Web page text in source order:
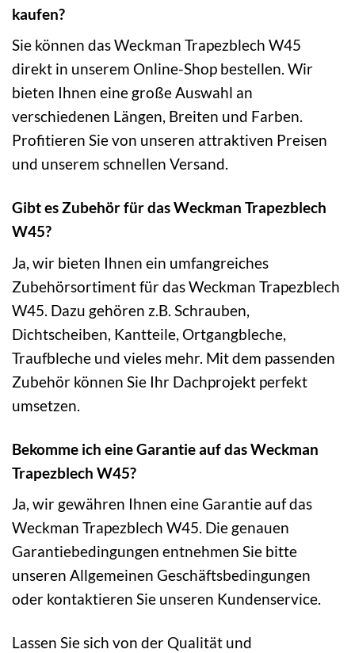
kaufen?
Sie können das Weckman Trapezblech W45
direkt in unserem Online-Shop bestellen. Wir
bieten Ihnen eine große Auswahl an
verschiedenen Längen, Breiten und Farben.
Profitieren Sie von unseren attraktiven Preisen
und unserem schnellen Versand.
Gibt es Zubehör für das Weckman Trapezblech
W45?
Ja, wir bieten Ihnen ein umfangreiches
Zubehörsortiment für das Weckman Trapezblech
W45. Dazu gehören z.B. Schrauben,
Dichtscheiben, Kantteile, Ortgangbleche,
Traufbleche und vieles mehr. Mit dem passenden
Zubehör können Sie Ihr Dachprojekt perfekt
umsetzen.
Bekomme ich eine Garantie auf das Weckman
Trapezblech W45?
Ja, wir gewähren Ihnen eine Garantie auf das
Weckman Trapezblech W45. Die genauen
Garantiebedingungen entnehmen Sie bitte
unseren Allgemeinen Geschäftsbedingungen
oder kontaktieren Sie unseren Kundenservice.
Lassen Sie sich von der Qualität und